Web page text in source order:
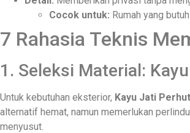
Cocok untuk: Rumah yang
7 Rahasia Teknis
1. Seleksi Material:
Untuk kebutuhan eksterior, Kayu Jati
alternatif hemat, namun memerlukan
menyusut.